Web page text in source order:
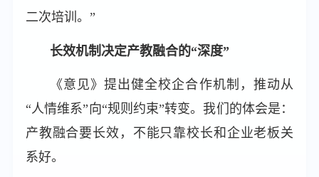
二次培训。”
长效机制决定产教融合的“深度”
《意见》提出健全校企合作机制，推动从
“人情维系”向“规则约束”转变。我们的体会是：
产教融合要长效，不能只靠校长和企业老板关
系好。